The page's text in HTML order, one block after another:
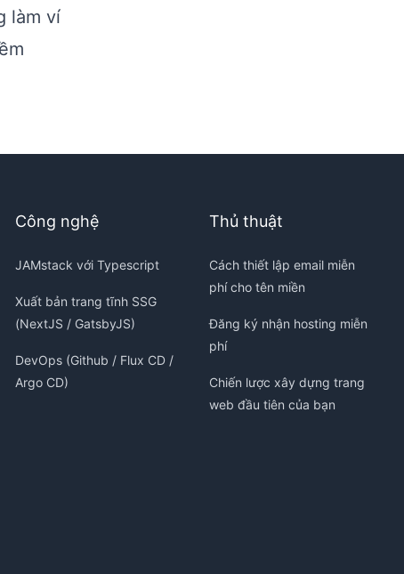
làm ví
Công nghệ
JAMstack với Typescript
Xuất bản trang tĩnh SSG
(NextJS / GatsbyJS)
DevOps (Github / Flux CD /
Argo CD)
Thủ thuật
Cách thiết lập email miễn
phí cho tên miền
Đăng ký nhận hosting miễn
phí
Chiến lược xây dựng trang
web đầu tiên của bạn